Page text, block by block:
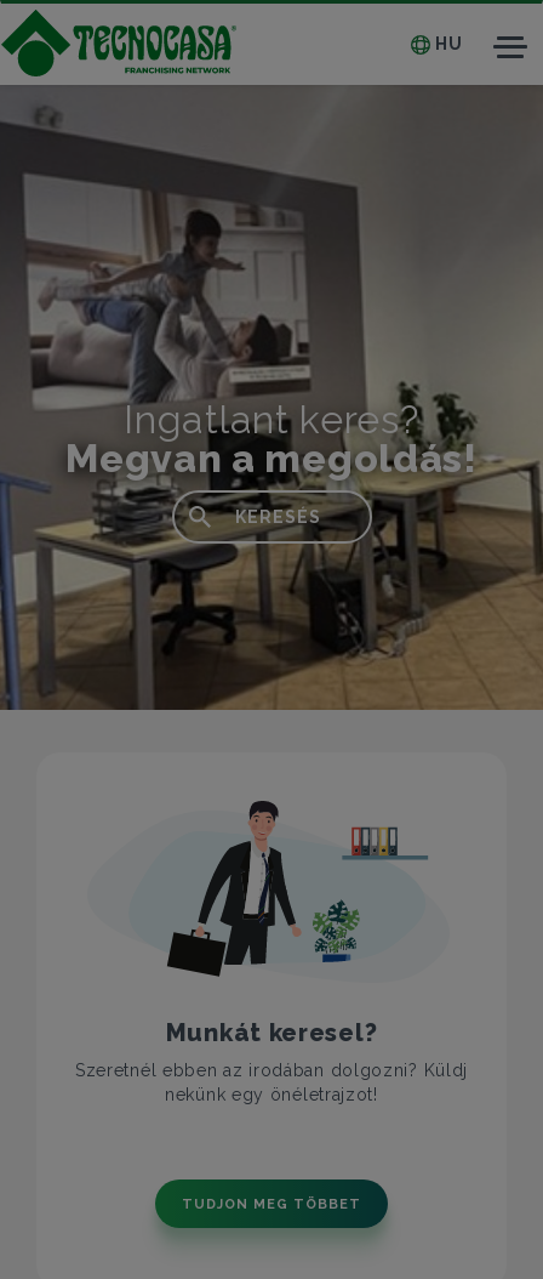
HU
Ingatlant keres?
Megvan a megoldás!
KERESÉS
Munkát keresel?
Szeretnél ebben az irodában dolgozni? Küldj
nekünk egy önéletrajzot!
TUDJON MEG TÖBBET